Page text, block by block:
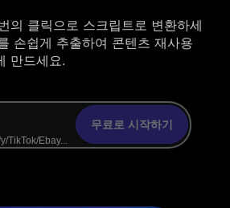
의 클릭으로 스크립트로 변환하세
손쉽게 추출하여 콘텐츠 재사용
만드세요.
무료로 시작하기